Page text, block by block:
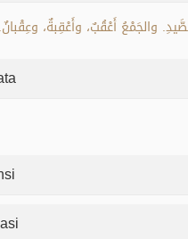
والجَمْعُ أَعْقُبٌ، وأَعْقِبةٌ، وعِقْبانٌ.